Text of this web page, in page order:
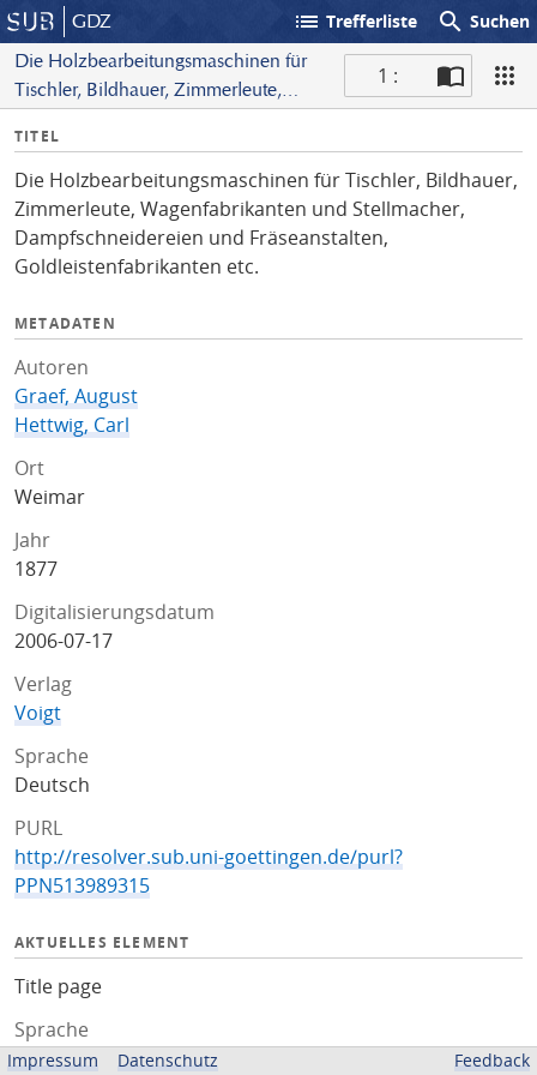
GDZ list Trefferliste search Suchen
Die Holzbearbeitungsmaschinen für
Tischler, Bildhauer, Zimmerleute,
Dampfschneidereien und
Fräseanstalten,
Goldleistenfabrikanten etc.
1 :
I
f
o
TITEL
Die Holzbearbeitungsmaschinen für Tischler, Bildhauer,
Zimmerleute, Wagenfabrikanten und Stellmacher,
Dampfschneidereien und Fräseanstalten,
Goldleistenfabrikanten etc.
METADATEN
Autoren
Graef, August
Hettwig, Carl
Ort
Weimar
Jahr
1877
Digitalisierungsdatum
2006-07-17
Verlag
Voigt
Sprache
Deutsch
PURL
http://resolver.sub.uni-goettingen.de/purl?
PPN513989315
AKTUELLES ELEMENT
Title page
Sprache
Deutsch
Impressum Datenschutz Feedback